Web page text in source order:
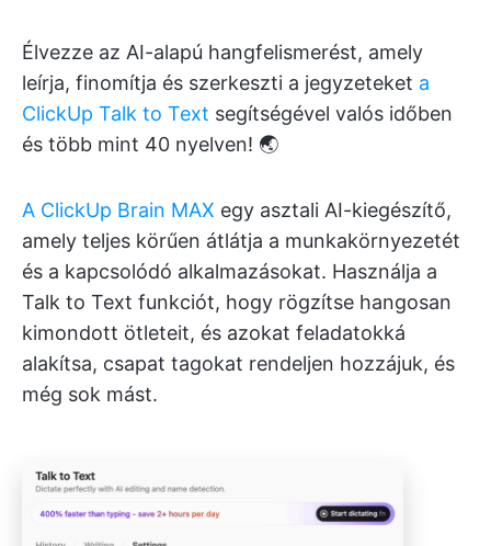
Élvezze az AI-alapú hangfelismerést, amely
leírja, finomítja és szerkeszti a jegyzeteket a
ClickUp Talk to Text segítségével valós időben
és több mint 40 nyelven! 🌏
A ClickUp Brain MAX egy asztali AI-kiegészítő,
amely teljes körűen átlátja a munkakörnyezetét
és a kapcsolódó alkalmazásokat. Használja a
Talk to Text funkciót, hogy rögzítse hangosan
kimondott ötleteit, és azokat feladatokká
alakítsa, csapat tagokat rendeljen hozzájuk, és
még sok mást.